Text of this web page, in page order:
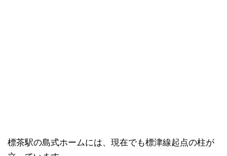
標茶駅の島式ホームには、現在でも標津線起点の柱が